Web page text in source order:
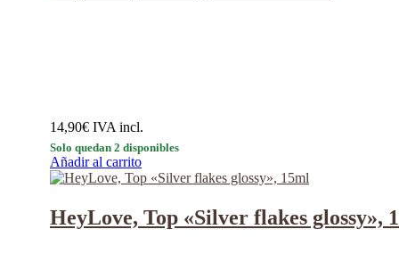
14,90€ IVA incl.
Solo quedan 2 disponibles
Añadir al carrito
HeyLove, Top «Silver flakes glossy»,